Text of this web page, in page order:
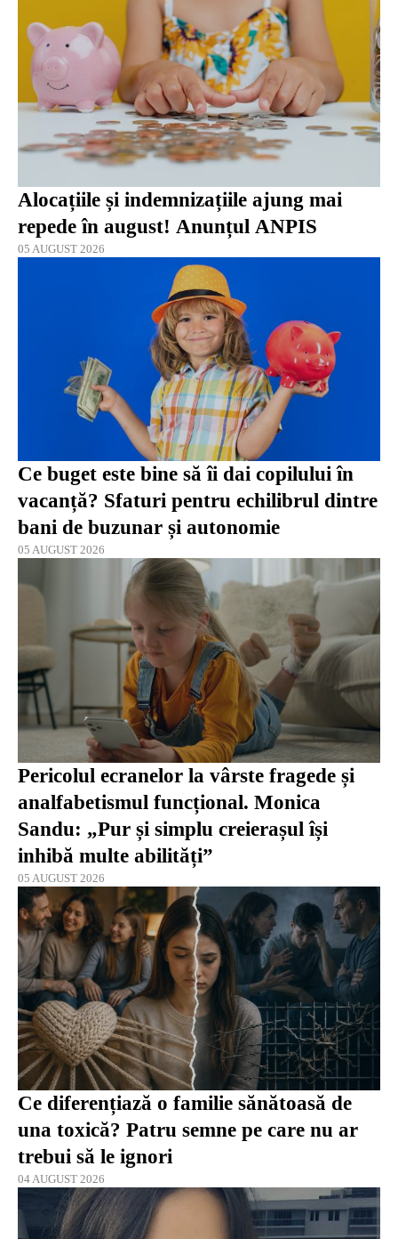
Alocațiile și indemnizațiile ajung mai
repede în august! Anunțul ANPIS
05 AUGUST 2026
Ce buget este bine să îi dai copilului în
vacanță? Sfaturi pentru echilibrul dintre
bani de buzunar și autonomie
05 AUGUST 2026
Pericolul ecranelor la vârste fragede și
analfabetismul funcțional. Monica
Sandu: „Pur și simplu creierașul își
inhibă multe abilități”
05 AUGUST 2026
Ce diferențiază o familie sănătoasă de
una toxică? Patru semne pe care nu ar
trebui să le ignori
04 AUGUST 2026